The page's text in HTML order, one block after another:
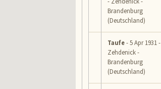
Brandenburg
(Deutschland)
Taufe- 5 Apr 1931 -
Zehdenick -
Brandenburg
(Deutschland)